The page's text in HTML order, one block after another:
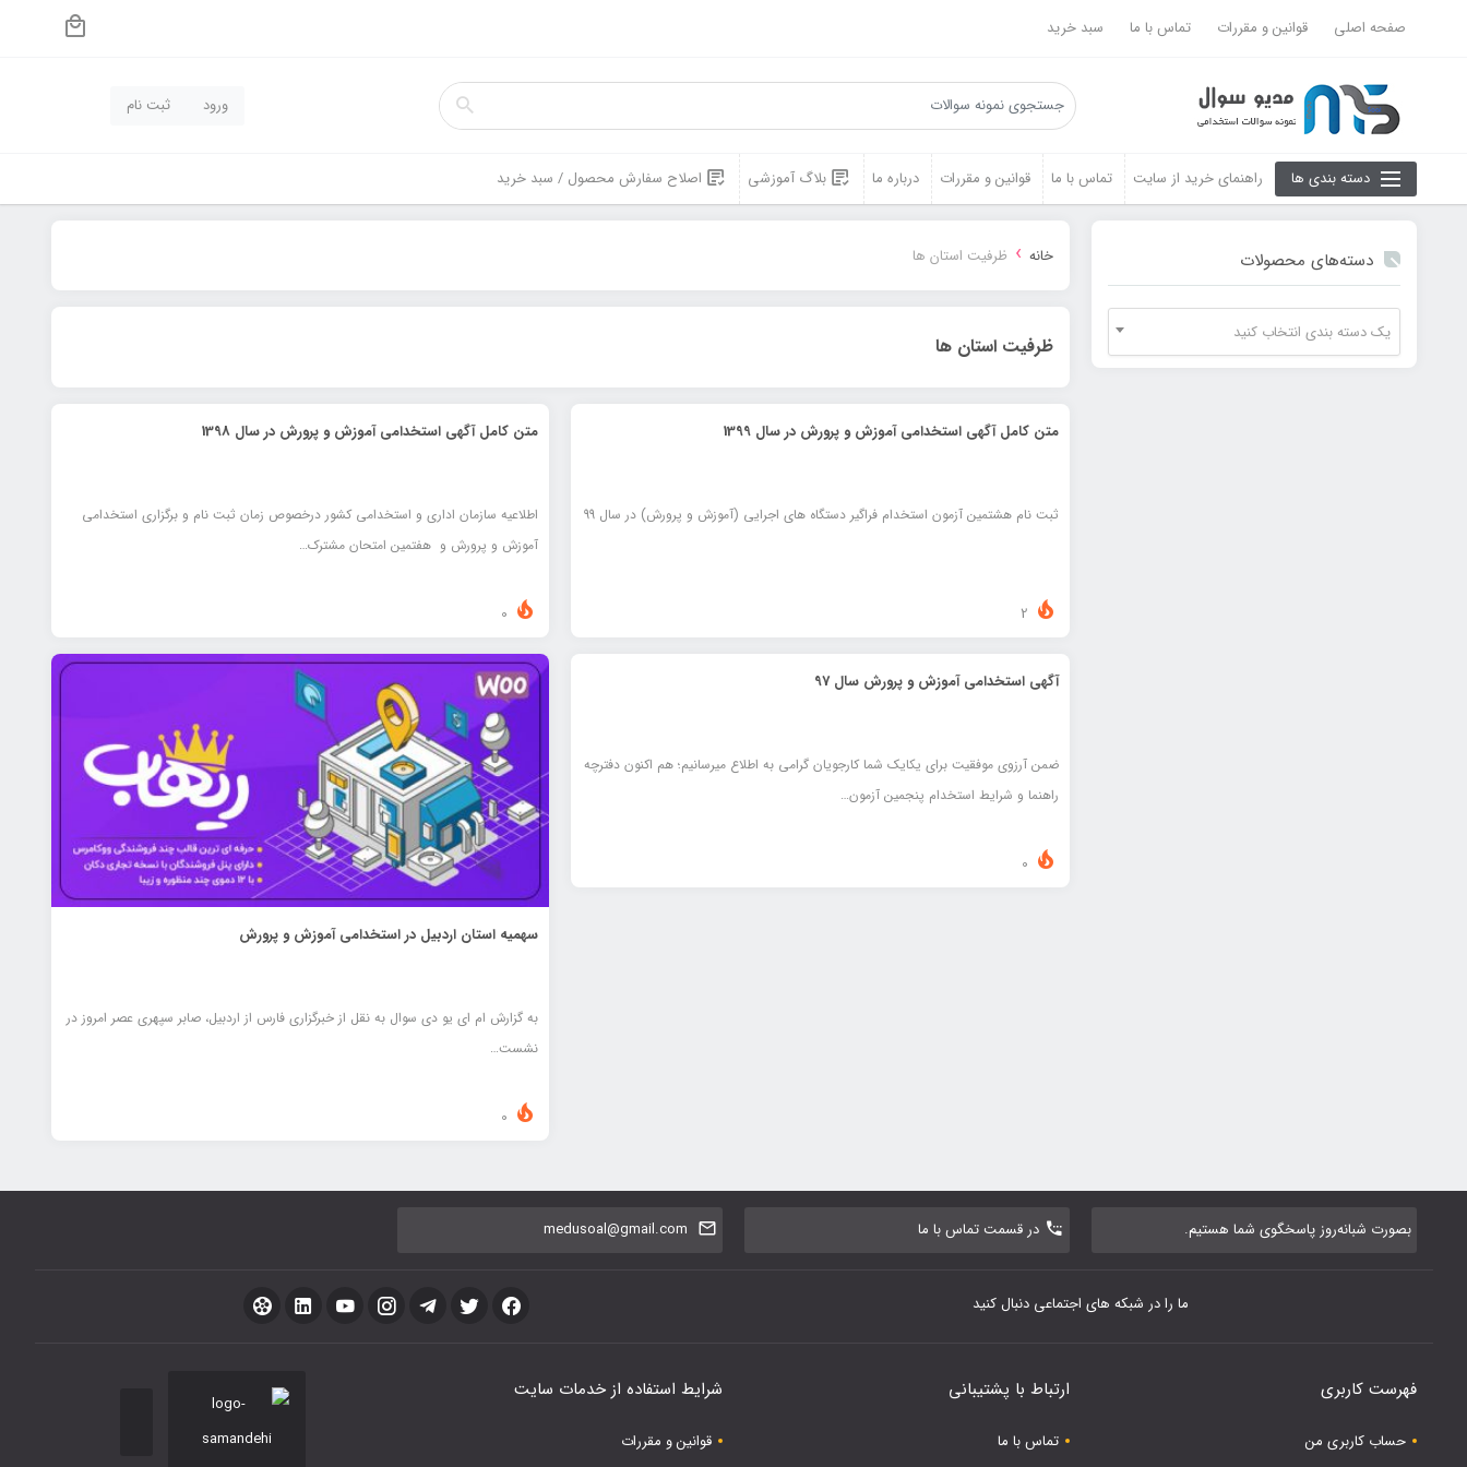
صفحه اصلی قوانین و مقررات تماس با ما سبد خرید
ورود ثبت نام
دسته بندی ها راهنمای خرید از سایت تماس با ما قوانین و مقررات درباره ما بلاگ آموزشی اصلاح سفارش محصول / سبد خرید
دسته‌های محصولات
یک دسته بندی انتخاب کنید
خانه › ظرفیت استان ها
ظرفیت استان ها
متن کامل آگهی استخدامی آموزش و پرورش در سال 1399
ثبت نام هشتمین آزمون استخدام فراگیر دستگاه های اجرایی (آموزش و پرورش) در سال 99
متن کامل آگهی استخدامی آموزش و پرورش در سال 1398
اطلاعيه سازمان اداری و استخدامی کشور درخصوص زمان ثبت نام و برگزاری استخدامی
آموزش و پرورش و هفتمين امتحان مشترک…
آگهی استخدامی آموزش و پرورش سال 97
ضمن آرزوی موفقیت برای یکایک شما کارجویان گرامی به اطلاع میرسانیم؛ هم اکنون دفترچه
راهنما و شرایط استخدام پنجمین آزمون…
سهمیه استان اردبیل در استخدامی آموزش و پرورش
به گزارش ام ای یو دی سوال به نقل از خبرگزاری فارس از اردبیل، صابر سپهری عصر امروز در
نشست…
بصورت شبانه‌روز پاسخگوی شما هستیم. در قسمت تماس با ما medusoal@gmail.com
ما را در شبکه های اجتماعی دنبال کنید
فهرست کاربری
حساب کاربری من
ارتباط با پشتیبانی
تماس با ما
شرایط استفاده از خدمات سایت
قوانین و مقررات